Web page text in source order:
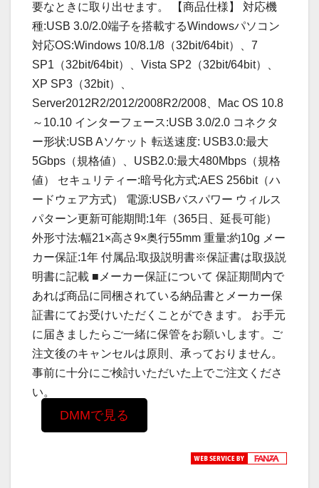
要なときに取り出せます。 【商品仕様】 対応機
種:USB 3.0/2.0端子を搭載するWindowsパソコン
対応OS:Windows 10/8.1/8（32bit/64bit）、7
SP1（32bit/64bit）、Vista SP2（32bit/64bit）、
XP SP3（32bit）、
Server2012R2/2012/2008R2/2008、Mac OS 10.8
～10.10 インターフェース:USB 3.0/2.0 コネクタ
ー形状:USB Aソケット 転送速度: USB3.0:最大
5Gbps（規格値）、USB2.0:最大480Mbps（規格
値） セキュリティー:暗号化方式:AES 256bit（ハ
ードウェア方式） 電源:USBバスパワー ウィルス
パターン更新可能期間:1年（365日、延長可能）
外形寸法:幅21×高さ9×奥行55mm 重量:約10g メー
カー保証:1年 付属品:取扱説明書※保証書は取扱説
明書に記載 ■メーカー保証について 保証期間内で
あれば商品に同梱されている納品書とメーカー保
証書にてお受けいただくことができます。 お手元
に届きましたらご一緒に保管をお願いします。ご
注文後のキャンセルは原則、承っておりません。
事前に十分にご検討いただいた上でご注文くださ
い。
DMMで見る